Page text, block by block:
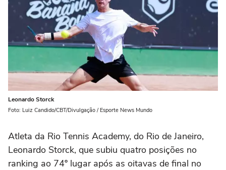
Leonardo Storck
Foto: Luiz Candido/CBT/Divulgação / Esporte News Mundo
Atleta da Rio Tennis Academy, do Rio de Janeiro,
Leonardo Storck, que subiu quatro posições no
ranking ao 74º lugar após as oitavas de final no